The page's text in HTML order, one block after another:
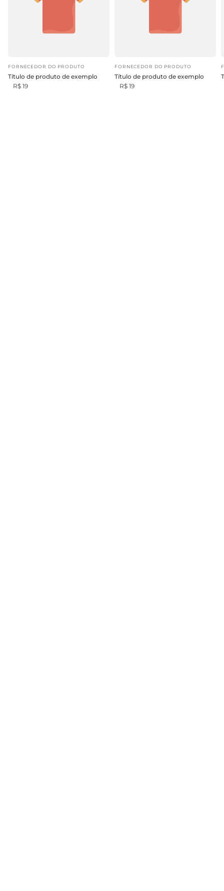
FORNECEDOR DO PRODUTO
Título de produto de exemplo
R$ 19
FORNECEDOR DO PRODUTO
Título de produto de exemplo
R$ 19